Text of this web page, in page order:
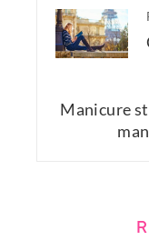
Manicure